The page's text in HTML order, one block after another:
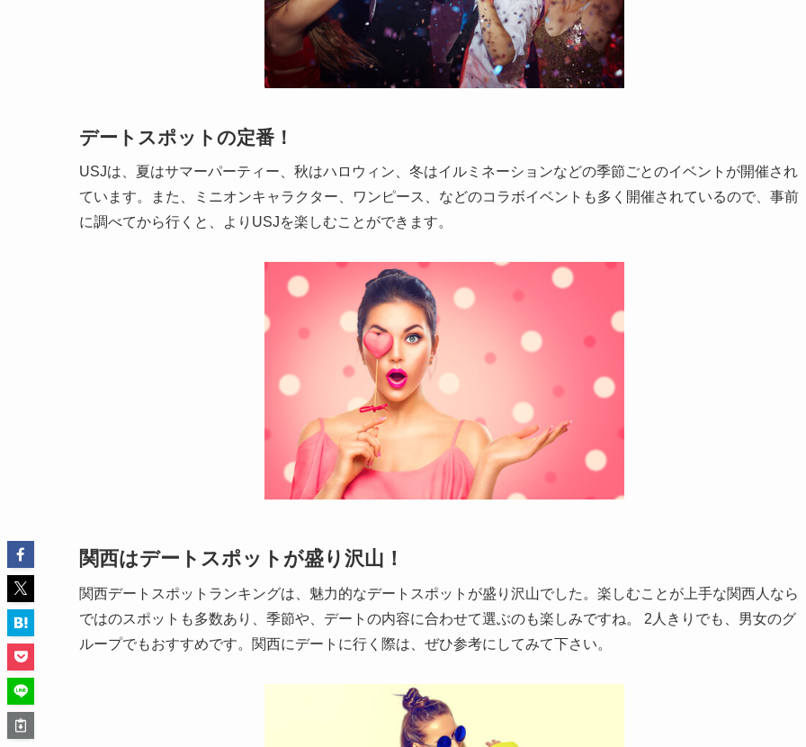
デートスポットの定番！
USJは、夏はサマーパーティー、秋はハロウィン、冬はイルミネーションなどの季節ごとのイベントが開催され
ています。また、ミニオンキャラクター、ワンピース、などのコラボイベントも多く開催されているので、事前
に調べてから行くと、よりUSJを楽しむことができます。
関西はデートスポットが盛り沢山！
関西デートスポットランキングは、魅力的なデートスポットが盛り沢山でした。楽しむことが上手な関西人なら
ではのスポットも多数あり、季節や、デートの内容に合わせて選ぶのも楽しみですね。 2人きりでも、男女のグ
ループでもおすすめです。関西にデートに行く際は、ぜひ参考にしてみて下さい。